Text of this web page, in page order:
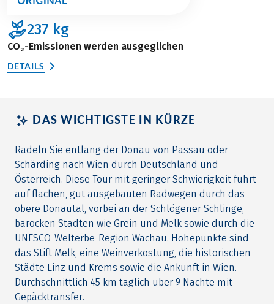
237 kg
CO₂-Emissionen werden ausgeglichen
DETAILS
DAS WICHTIGSTE IN KÜRZE
Radeln Sie entlang der Donau von Passau oder
Schärding nach Wien durch Deutschland und
Österreich. Diese Tour mit geringer Schwierigkeit führt
auf flachen, gut ausgebauten Radwegen durch das
obere Donautal, vorbei an der Schlögener Schlinge,
barocken Städten wie Grein und Melk sowie durch die
UNESCO-Welterbe-Region Wachau. Höhepunkte sind
das Stift Melk, eine Weinverkostung, die historischen
Städte Linz und Krems sowie die Ankunft in Wien.
Durchschnittlich 45 km täglich über 9 Nächte mit
Gepäcktransfer.